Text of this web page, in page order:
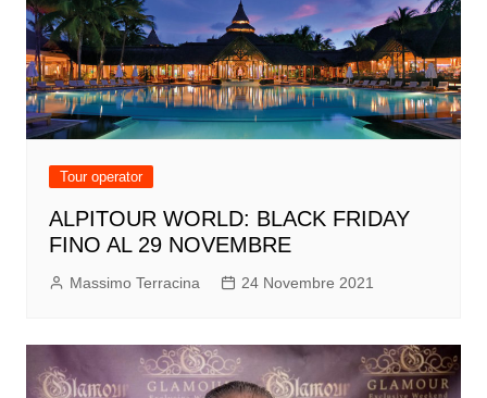
Tour operator
ALPITOUR WORLD: BLACK FRIDAY
FINO AL 29 NOVEMBRE
Massimo Terracina 24 Novembre 2021